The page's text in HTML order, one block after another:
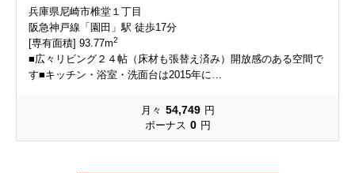
兵庫県尼崎市椎堂１丁目
阪急神戸線「園田」駅 徒歩17分
[専有面積] 93.77m2
■広々リビング２４帖（床材も張替え済み）開放感のある空間で
す■キッチン・浴室・洗面台は2015年に…
月々 54,749 円
ボーナス 0 円